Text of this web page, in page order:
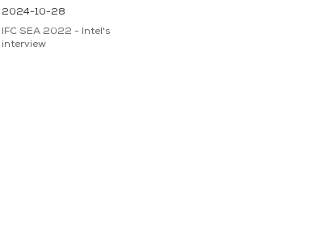
2024-10-28
IFC SEA 2022 - Intel's
interview